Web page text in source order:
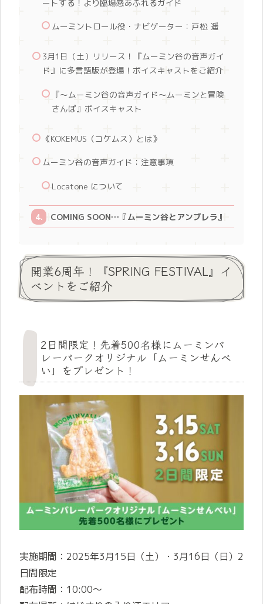
ートする！より臨場感あふれるガイド
ムーミントロール役・ナビゲーター：戸松 遥
3月1日（土）リリース！『ムーミン谷の音声ガイ
ド』に多言語版が登場！ボイスキャストをご紹介
『～ムーミン谷の音声ガイド～ムーミンと冒険
さんぽ』ボイスキャスト
《KOKEMUS（コケムス）とは》
ムーミン谷の音声ガイド：注意事項
Locatone について
COMING SOON…『ムーミン谷とアンブレラ』
開業6周年！『SPRING FESTIVAL』イ
ベントをご紹介
2日間限定！先着500名様にムーミンバ
レーパークオリジナル「ムーミンせんべ
い」をプレゼント！
実施期間：2025年3月15日（土）・3月16日（日）2
日間限定
配布時間：10:00～